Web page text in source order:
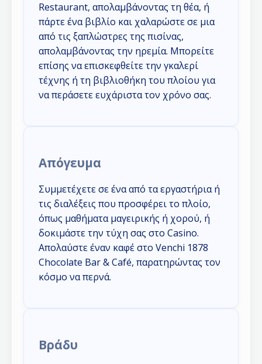
Restaurant, απολαμβάνοντας τη θέα, ή
πάρτε ένα βιβλίο και χαλαρώστε σε μια
από τις ξαπλώστρες της πισίνας,
απολαμβάνοντας την ηρεμία. Μπορείτε
επίσης να επισκεφθείτε την γκαλερί
τέχνης ή τη βιβλιοθήκη του πλοίου για
να περάσετε ευχάριστα τον χρόνο σας.
Απόγευμα
Συμμετέχετε σε ένα από τα εργαστήρια ή
τις διαλέξεις που προσφέρει το πλοίο,
όπως μαθήματα μαγειρικής ή χορού, ή
δοκιμάστε την τύχη σας στο Casino.
Απολαύστε έναν καφέ στο Venchi 1878
Chocolate Bar & Café, παρατηρώντας τον
κόσμο να περνά.
Βράδυ